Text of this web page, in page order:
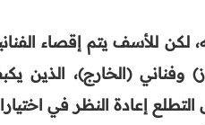
للأسف يتم إقصاء
وفناني (الخارج)، الذين
إعادة النظر في